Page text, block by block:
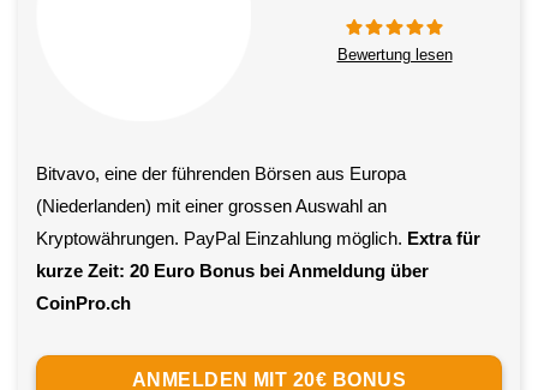
Bitvavo, eine der führenden Börsen aus Europa
(Niederlanden) mit einer grossen Auswahl an
Kryptowährungen. PayPal Einzahlung möglich. Extra für
kurze Zeit: 20 Euro Bonus bei Anmeldung über
CoinPro.ch
Bewertung lesen
ANMELDEN MIT 20€ BONUS